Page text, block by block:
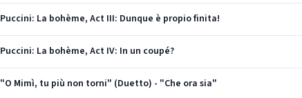
Puccini: La bohème, Act III: Dunque è propio finita!
Puccini: La bohème, Act IV: In un coupé?
"O Mimì, tu più non torni" (Duetto) - "Che ora sia"